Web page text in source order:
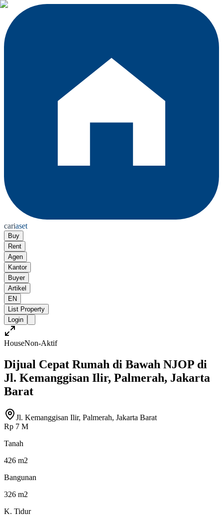
cariaset
Buy
Rent
Agen
Kantor
Buyer
Artikel
EN
List Property
Login
HouseNon-Aktif
Dijual Cepat Rumah di Bawah NJOP di
Jl. Kemanggisan Ilir, Palmerah, Jakarta
Barat
Jl. Kemanggisan Ilir, Palmerah, Jakarta Barat
Rp 7 M
Tanah
426 m2
Bangunan
326 m2
K. Tidur